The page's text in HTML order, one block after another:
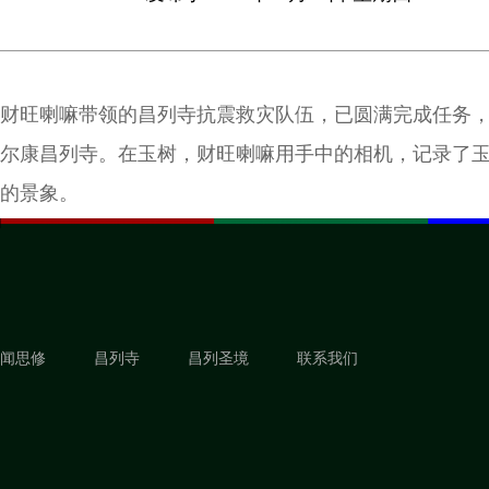
财旺喇嘛带领的昌列寺抗震救灾队伍，已圆满完成任务
尔康昌列寺。在玉树，财旺喇嘛用手中的相机，记录了
的景象。
闻思修 昌列寺 昌列圣境 联系我们